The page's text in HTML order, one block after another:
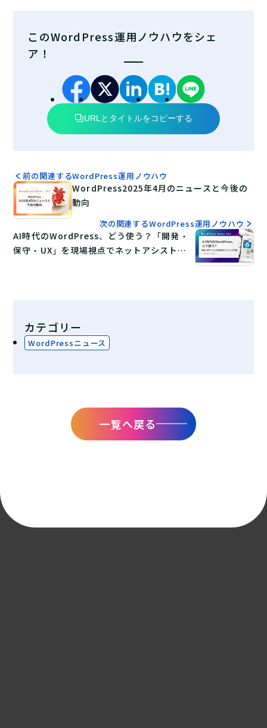
このWordPress運用ノウハウをシェ
ア！
URLとタイトルをコピーする
WordPress2025年4月のニュースと今後の
動向
前の関連するWordPress運用ノウハウ
AI時代のWordPress、どう使う？「開発・
保守・UX」を現場視点でネットアシストが
次の関連するWordPress運用ノウハウ
カテゴリー
WordPressニュース
一覧へ戻る